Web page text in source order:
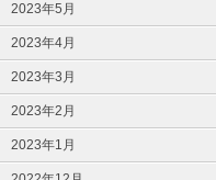
2023年5月
2023年4月
2023年3月
2023年2月
2023年1月